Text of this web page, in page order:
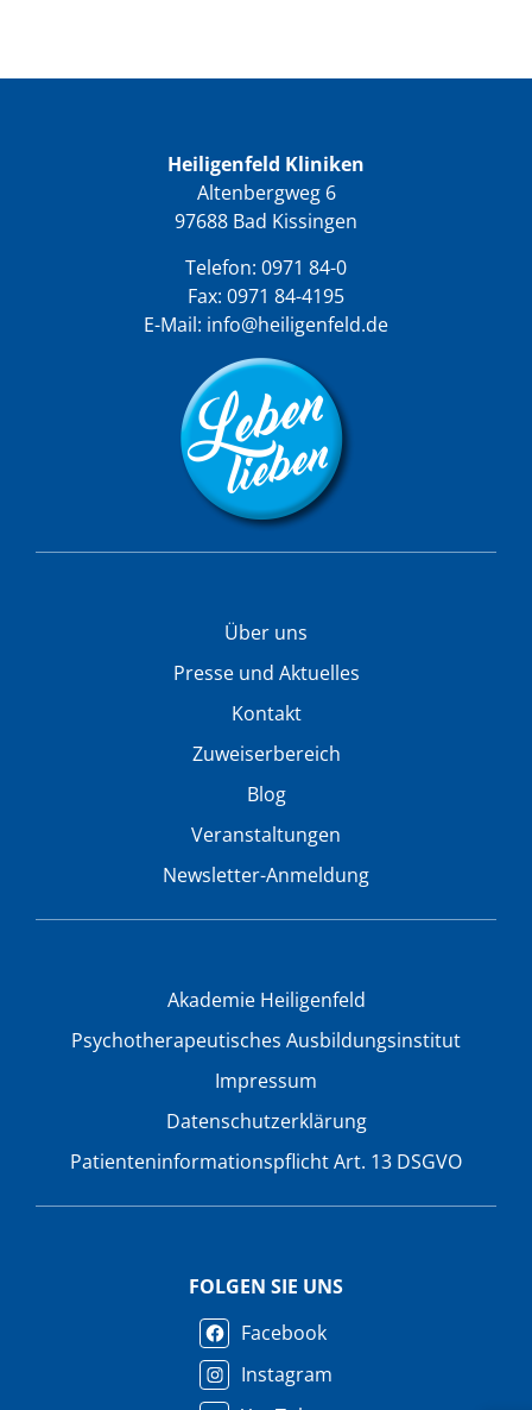
Heiligenfeld Kliniken
Altenbergweg 6
97688 Bad Kissingen
Telefon: 0971 84-0
Fax: 0971 84-4195
E-Mail: info@heiligenfeld.de
Über uns
Presse und Aktuelles
Kontakt
Zuweiserbereich
Blog
Veranstaltungen
Newsletter-Anmeldung
Akademie Heiligenfeld
Psychotherapeutisches Ausbildungsinstitut
Impressum
Datenschutzerklärung
Patienteninformationspflicht Art. 13 DSGVO
FOLGEN SIE UNS
Facebook
Instagram